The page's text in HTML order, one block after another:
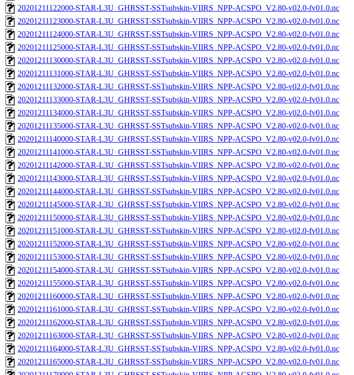
20201211122000-STAR-L3U_GHRSST-SSTsubskin-VIIRS_NPP-ACSPO_V2.80-v02.0-fv01.0.nc
20201211123000-STAR-L3U_GHRSST-SSTsubskin-VIIRS_NPP-ACSPO_V2.80-v02.0-fv01.0.nc
20201211124000-STAR-L3U_GHRSST-SSTsubskin-VIIRS_NPP-ACSPO_V2.80-v02.0-fv01.0.nc
20201211125000-STAR-L3U_GHRSST-SSTsubskin-VIIRS_NPP-ACSPO_V2.80-v02.0-fv01.0.nc
20201211130000-STAR-L3U_GHRSST-SSTsubskin-VIIRS_NPP-ACSPO_V2.80-v02.0-fv01.0.nc
20201211131000-STAR-L3U_GHRSST-SSTsubskin-VIIRS_NPP-ACSPO_V2.80-v02.0-fv01.0.nc
20201211132000-STAR-L3U_GHRSST-SSTsubskin-VIIRS_NPP-ACSPO_V2.80-v02.0-fv01.0.nc
20201211133000-STAR-L3U_GHRSST-SSTsubskin-VIIRS_NPP-ACSPO_V2.80-v02.0-fv01.0.nc
20201211134000-STAR-L3U_GHRSST-SSTsubskin-VIIRS_NPP-ACSPO_V2.80-v02.0-fv01.0.nc
20201211135000-STAR-L3U_GHRSST-SSTsubskin-VIIRS_NPP-ACSPO_V2.80-v02.0-fv01.0.nc
20201211140000-STAR-L3U_GHRSST-SSTsubskin-VIIRS_NPP-ACSPO_V2.80-v02.0-fv01.0.nc
20201211141000-STAR-L3U_GHRSST-SSTsubskin-VIIRS_NPP-ACSPO_V2.80-v02.0-fv01.0.nc
20201211142000-STAR-L3U_GHRSST-SSTsubskin-VIIRS_NPP-ACSPO_V2.80-v02.0-fv01.0.nc
20201211143000-STAR-L3U_GHRSST-SSTsubskin-VIIRS_NPP-ACSPO_V2.80-v02.0-fv01.0.nc
20201211144000-STAR-L3U_GHRSST-SSTsubskin-VIIRS_NPP-ACSPO_V2.80-v02.0-fv01.0.nc
20201211145000-STAR-L3U_GHRSST-SSTsubskin-VIIRS_NPP-ACSPO_V2.80-v02.0-fv01.0.nc
20201211150000-STAR-L3U_GHRSST-SSTsubskin-VIIRS_NPP-ACSPO_V2.80-v02.0-fv01.0.nc
20201211151000-STAR-L3U_GHRSST-SSTsubskin-VIIRS_NPP-ACSPO_V2.80-v02.0-fv01.0.nc
20201211152000-STAR-L3U_GHRSST-SSTsubskin-VIIRS_NPP-ACSPO_V2.80-v02.0-fv01.0.nc
20201211153000-STAR-L3U_GHRSST-SSTsubskin-VIIRS_NPP-ACSPO_V2.80-v02.0-fv01.0.nc
20201211154000-STAR-L3U_GHRSST-SSTsubskin-VIIRS_NPP-ACSPO_V2.80-v02.0-fv01.0.nc
20201211155000-STAR-L3U_GHRSST-SSTsubskin-VIIRS_NPP-ACSPO_V2.80-v02.0-fv01.0.nc
20201211160000-STAR-L3U_GHRSST-SSTsubskin-VIIRS_NPP-ACSPO_V2.80-v02.0-fv01.0.nc
20201211161000-STAR-L3U_GHRSST-SSTsubskin-VIIRS_NPP-ACSPO_V2.80-v02.0-fv01.0.nc
20201211162000-STAR-L3U_GHRSST-SSTsubskin-VIIRS_NPP-ACSPO_V2.80-v02.0-fv01.0.nc
20201211163000-STAR-L3U_GHRSST-SSTsubskin-VIIRS_NPP-ACSPO_V2.80-v02.0-fv01.0.nc
20201211164000-STAR-L3U_GHRSST-SSTsubskin-VIIRS_NPP-ACSPO_V2.80-v02.0-fv01.0.nc
20201211165000-STAR-L3U_GHRSST-SSTsubskin-VIIRS_NPP-ACSPO_V2.80-v02.0-fv01.0.nc